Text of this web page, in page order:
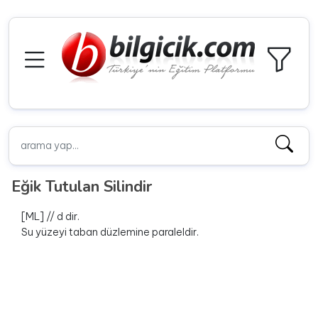
Eğik Tutulan Silindir
[ML] // d dir.
Su yüzeyi taban düzlemine paraleldir.